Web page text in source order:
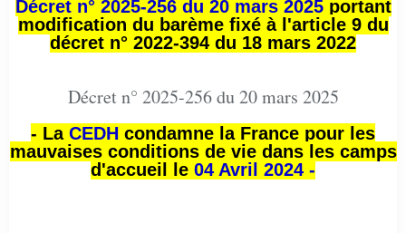
Décret n° 2025-256 du 20 mars 2025portant
modification du barème fixé à l'article 9 du
décret n° 2022-394 du 18 mars 2022
Décret n° 2025-256 du 20 mars 2025
- La CEDH condamne la France pour les
mauvaises conditions de vie dans les camps
d'accueil le 04 Avril 2024 -